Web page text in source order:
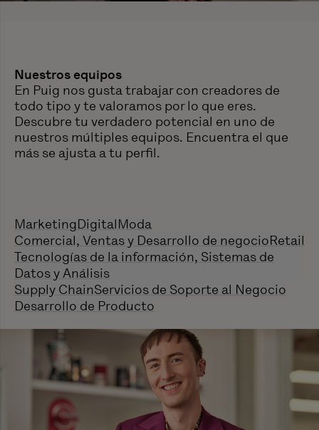
Nuestros equipos
En Puig nos gusta trabajar con creadores de
todo tipo y te valoramos por lo que eres.
Descubre tu verdadero potencial en uno de
nuestros múltiples equipos. Encuentra el que
más se ajusta a tu perfil.
MarketingDigitalModa
Comercial, Ventas y Desarrollo de negocioRetail
Tecnologías de la información, Sistemas de
Datos y Análisis
Supply ChainServicios de Soporte al Negocio
Desarrollo de Producto